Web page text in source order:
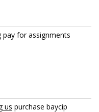
pay for assignments
us purchase baycip